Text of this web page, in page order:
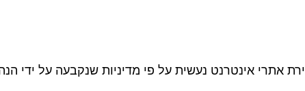
אתרי אינטרנט נעשית על פי מדיניות שנקבעה על ידי